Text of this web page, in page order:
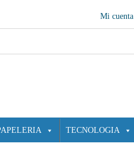
Mi cuenta
TECNOLOGIA